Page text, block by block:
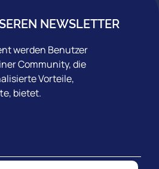
NEWSLETTER
werden Benutzer
Community, die
Vorteile,
bietet.